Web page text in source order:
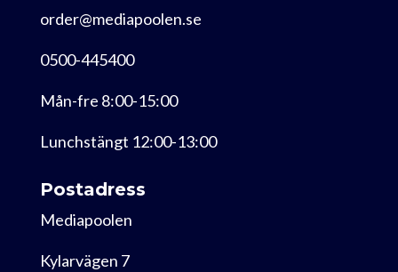
order@mediapoolen.se
0500-445400
Mån-fre 8:00-15:00
Lunchstängt 12:00-13:00
Postadress
Mediapoolen
Kylarvägen 7